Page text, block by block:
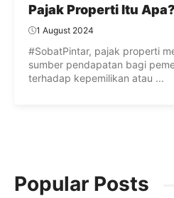
Pajak Properti Itu
1 August 2024
#SobatPintar, pajak properti
sumber pendapatan bagi
terhadap kepemilikan atau ...
Popular Posts